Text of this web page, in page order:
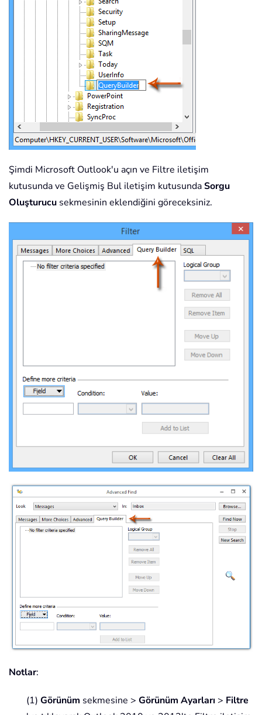
Şimdi Microsoft Outlook'u açın ve Filtre iletişim
kutusunda ve Gelişmiş Bul iletişim kutusundaSorgu
Oluşturucu sekmesinin eklendiğini göreceksiniz.
Notlar:
(1) Görünüm sekmesine > Görünüm Ayarları > Filtre